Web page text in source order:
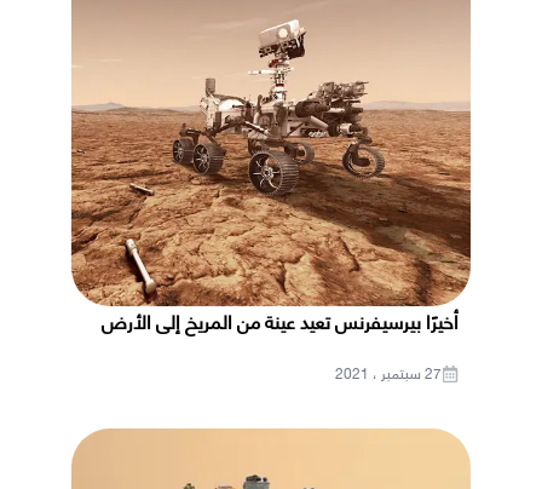
أخيرًا بيرسيفرنس تعيد عينة من المريخ إلى الأرض
27 سبتمبر ، 2021